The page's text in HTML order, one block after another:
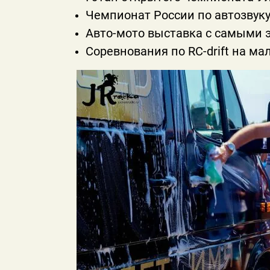
Чемпионат России по
Авто-мото выставка с самыми
Соревнования по RC-drift на